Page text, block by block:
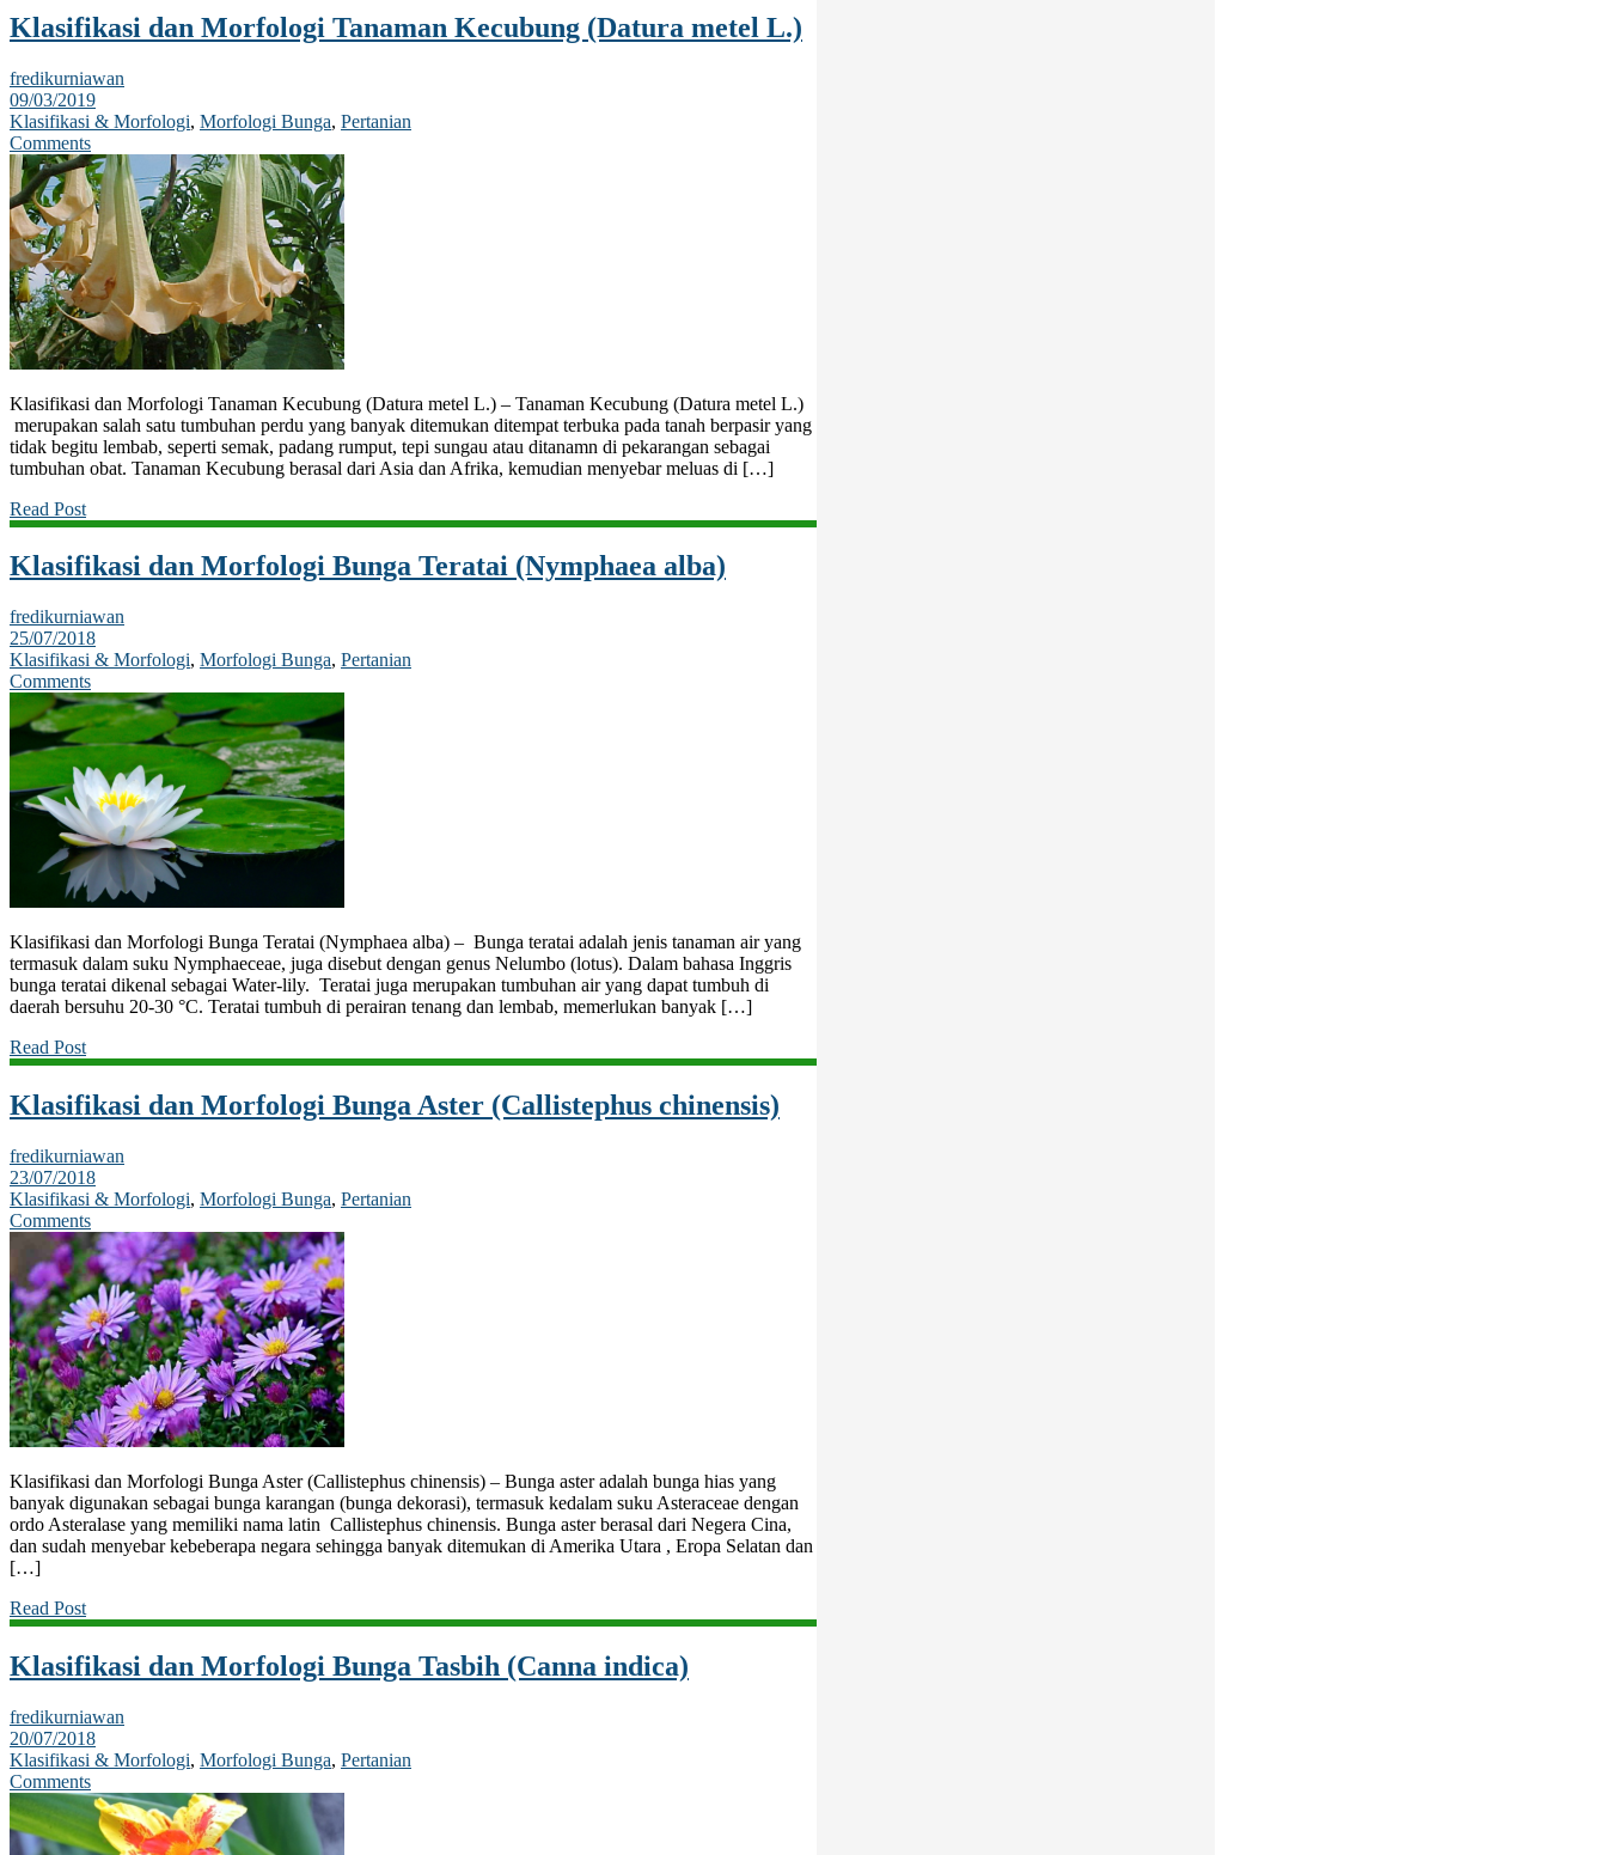
Klasifikasi dan Morfologi Tanaman Kecubung (Datura metel L.)
fredikurniawan
09/03/2019
Klasifikasi & Morfologi, Morfologi Bunga, Pertanian
Comments
Klasifikasi dan Morfologi Tanaman Kecubung (Datura metel L.) – Tanaman Kecubung (Datura metel L.)
merupakan salah satu tumbuhan perdu yang banyak ditemukan ditempat terbuka pada tanah berpasir yang
tidak begitu lembab, seperti semak, padang rumput, tepi sungau atau ditanamn di pekarangan sebagai
tumbuhan obat. Tanaman Kecubung berasal dari Asia dan Afrika, kemudian menyebar meluas di […]
Read Post
Klasifikasi dan Morfologi Bunga Teratai (Nymphaea alba)
fredikurniawan
25/07/2018
Klasifikasi & Morfologi, Morfologi Bunga, Pertanian
Comments
Klasifikasi dan Morfologi Bunga Teratai (Nymphaea alba) – Bunga teratai adalah jenis tanaman air yang
termasuk dalam suku Nymphaeceae, juga disebut dengan genus Nelumbo (lotus). Dalam bahasa Inggris
bunga teratai dikenal sebagai Water-lily. Teratai juga merupakan tumbuhan air yang dapat tumbuh di
daerah bersuhu 20-30 °C. Teratai tumbuh di perairan tenang dan lembab, memerlukan banyak […]
Read Post
Klasifikasi dan Morfologi Bunga Aster (Callistephus chinensis)
fredikurniawan
23/07/2018
Klasifikasi & Morfologi, Morfologi Bunga, Pertanian
Comments
Klasifikasi dan Morfologi Bunga Aster (Callistephus chinensis) – Bunga aster adalah bunga hias yang
banyak digunakan sebagai bunga karangan (bunga dekorasi), termasuk kedalam suku Asteraceae dengan
ordo Asteralase yang memiliki nama latin Callistephus chinensis. Bunga aster berasal dari Negera Cina,
dan sudah menyebar kebeberapa negara sehingga banyak ditemukan di Amerika Utara , Eropa Selatan dan
[…]
Read Post
Klasifikasi dan Morfologi Bunga Tasbih (Canna indica)
fredikurniawan
20/07/2018
Klasifikasi & Morfologi, Morfologi Bunga, Pertanian
Comments